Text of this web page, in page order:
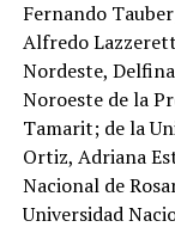
Fernando
Alfredo
Nordeste,
Noroeste de la
Tamarit; de la
Ortiz, Adriana
Nacional de
Universidad